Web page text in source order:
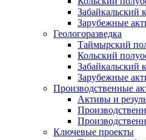
Забайкальский
Зарубежные
Геологоразведка
Таймырский
Кольский
Забайкальский
Зарубежные
Производственные
Активы и
Ключевые проекты